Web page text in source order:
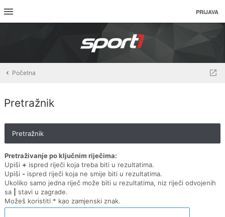
PRIJAVA
Početna
Pretražnik
Pretražnik
Pretraživanje po ključnim riječima:
Upiši + ispred riječi koja treba biti u rezultatima.
Upiši - ispred riječi koja ne smije biti u rezultatima.
Ukoliko samo jedna riječ može biti u rezultatima, niz riječi odvojenih
sa
stavi u zagrade.
Možeš koristiti * kao zamjenski znak.